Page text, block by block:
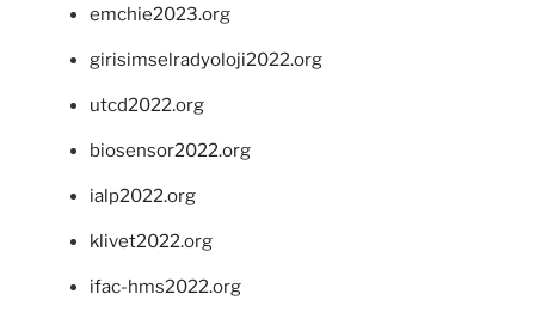
emchie2023.org
girisimselradyoloji2022.org
utcd2022.org
biosensor2022.org
ialp2022.org
klivet2022.org
ifac-hms2022.org